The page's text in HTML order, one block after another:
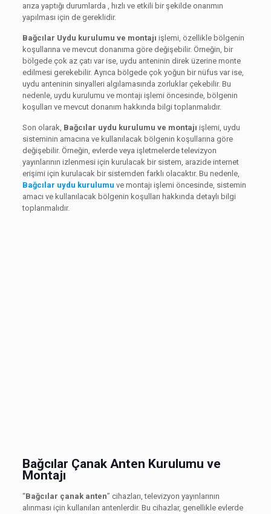
arıza yaptığı durumlarda , hızlı ve etkili bir şekilde onarımın
yapılması için de gereklidir.
Bağcılar Uydu kurulumu ve montajı işlemi, özellikle bölgenin
koşullarına ve mevcut donanıma göre değişebilir. Örneğin, bir
bölgede çok az çatı var ise, uydu anteninin direk üzerine monte
edilmesi gerekebilir. Ayrıca bölgede çok yoğun bir nüfus var ise,
uydu anteninin sinyalleri algılamasında zorluklar çekebilir. Bu
nedenle, uydu kurulumu ve montajı işlemi öncesinde, bölgenin
koşulları ve mevcut donanım hakkında bilgi toplanmalıdır.
Son olarak, Bağcılar uydu kurulumu ve montajı işlemi, uydu
sisteminin amacına ve kullanılacak bölgenin koşullarına göre
değişebilir. Örneğin, evlerde veya işletmelerde televizyon
yayınlarının izlenmesi için kurulacak bir sistem, arazide internet
erişimi için kurulacak bir sistemden farklı olacaktır. Bu nedenle,
Bağcılar uydu kurulumu ve montajı işlemi öncesinde, sistemin
amacı ve kullanılacak bölgenin koşulları hakkında detaylı bilgi
toplanmalıdır.
Bağcılar Çanak Anten Kurulumu ve
Montajı
“Bağcılar çanak anten” cihazları, televizyon yayınlarının
alınması için kullanılan antenlerdir. Bu cihazlar, genellikle evlerde